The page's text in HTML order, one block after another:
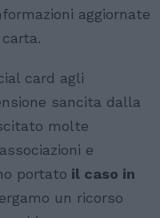
aggiornate
card agli
sancita dalla
molte
e
portato il caso in
un ricorso